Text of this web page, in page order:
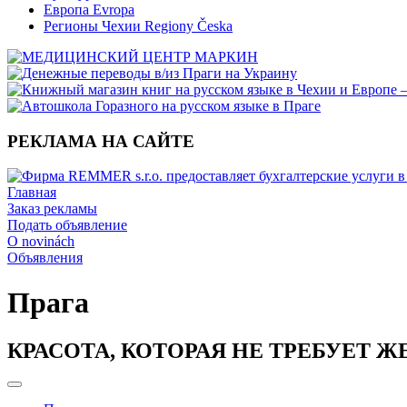
Европа Evropa
Регионы Чехии Regiony Česka
РЕКЛАМА НА САЙТЕ
Главная
Заказ рекламы
Подать объявление
O novinách
Объявления
Прага
КРАСОТА, КОТОРАЯ НЕ ТРЕБУЕТ